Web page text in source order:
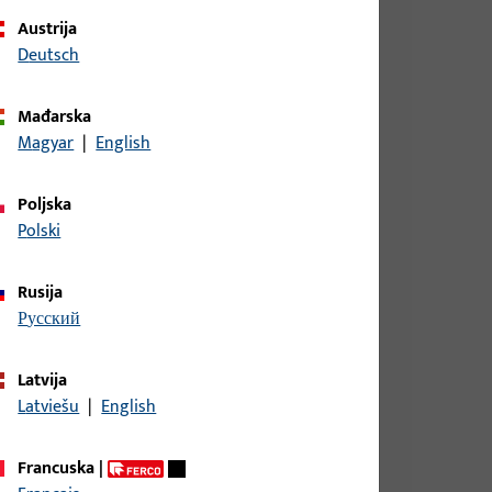
RUND VERZINKT, FUER TREIBRIEGEL- SCHLOSS,
Austrija
Deutsch
Mađarska
Magyar | English
Poljska
Polski
Rusija
русский
Latvija
Latviešu | English
Francuska|